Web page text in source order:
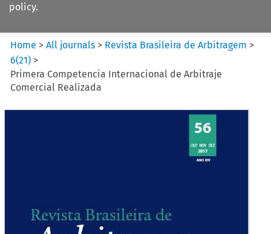
policy.
Home >All journals > Revista Brasileira de Arbitragem >
6(21) >
Primera Competencia Internacional de Arbitraje
Comercial Realizada